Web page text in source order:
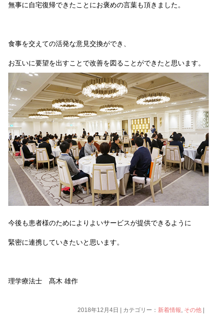
無事に自宅復帰できたことにお褒めの言葉も頂きました。
食事を交えての活発な意見交換ができ、
お互いに要望を出すことで改善を図ることができたと思います。
今後も患者様のためによりよいサービスが提供できるように
緊密に連携していきたいと思います。
理学療法士 髙木 雄作
2018年12月4日 | カテゴリー： 新着情報, その他